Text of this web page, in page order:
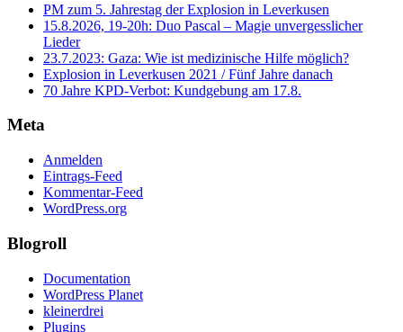
PM zum 5. Jahrestag der Explosion in Leverkusen
15.8.2026, 19-20h: Duo Pascal – Magie unvergesslicher
Lieder
23.7.2023: Gaza: Wie ist medizinische Hilfe möglich?
Explosion in Leverkusen 2021 / Fünf Jahre danach
70 Jahre KPD‑Verbot: Kundgebung am 17.8.
Meta
Anmelden
Eintrags-Feed
Kommentar-Feed
WordPress.org
Blogroll
Documentation
WordPress Planet
kleinerdrei
Plugins